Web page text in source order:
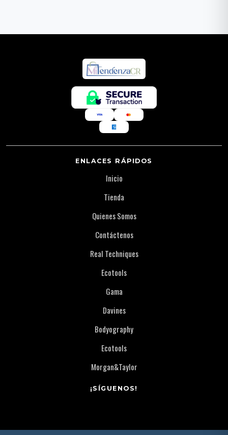
ENLACES RÁPIDOS
Inicio
Tienda
Quienes Somos
Contáctenos
Real Techniques
Ecotools
Gama
Davines
Bodyography
Ecotools
Morgan&Taylor
¡SÍGUENOS!